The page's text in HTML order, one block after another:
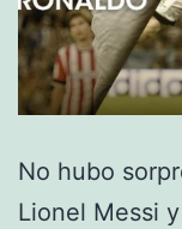
No hubo
Lionel Messi